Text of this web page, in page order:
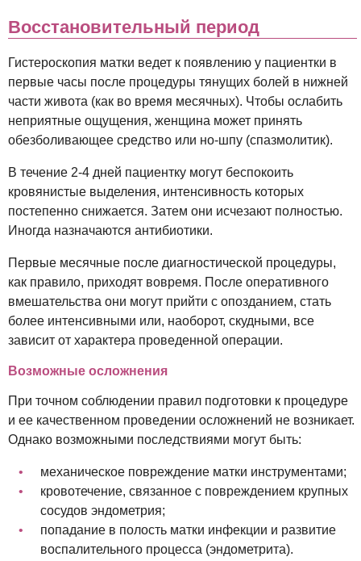
Восстановительный период
Гистероскопия матки ведет к появлению у пациентки в
первые часы после процедуры тянущих болей в нижней
части живота (как во время месячных). Чтобы ослабить
неприятные ощущения, женщина может принять
обезболивающее средство или но-шпу (спазмолитик).
В течение 2-4 дней пациентку могут беспокоить
кровянистые выделения, интенсивность которых
постепенно снижается. Затем они исчезают полностью.
Иногда назначаются антибиотики.
Первые месячные после диагностической процедуры,
как правило, приходят вовремя. После оперативного
вмешательства они могут прийти с опозданием, стать
более интенсивными или, наоборот, скудными, все
зависит от характера проведенной операции.
Возможные осложнения
При точном соблюдении правил подготовки к процедуре
и ее качественном проведении осложнений не возникает.
Однако возможными последствиями могут быть:
механическое повреждение матки инструментами;
кровотечение, связанное с повреждением крупных
сосудов эндометрия;
попадание в полость матки инфекции и развитие
воспалительного процесса (эндометрита).